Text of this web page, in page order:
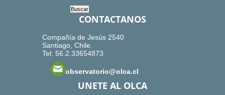
CONTACTANOS
Compañía de Jesús 2540
Santiago, Chile.
Tel: 56.2.33654873
observatorio@olca.cl
UNETE AL OLCA